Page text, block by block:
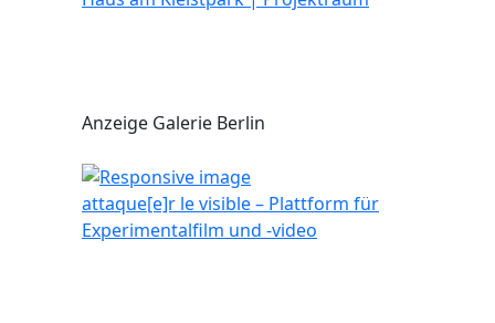
Anzeige Galerie Berlin
attaque[e]r le visible – Plattform für
Experimentalfilm und -video